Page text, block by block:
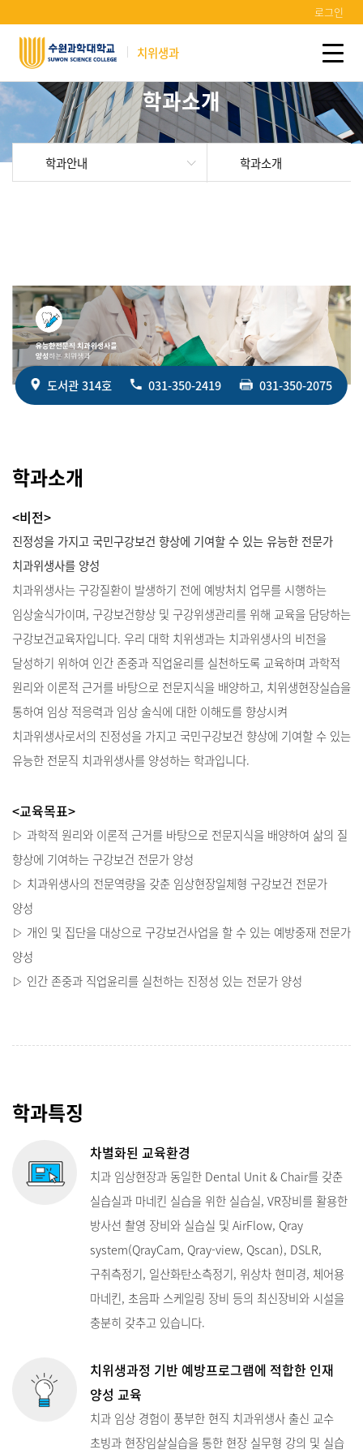
로그인
치위생과
학과소개
학과안내 학과소개
도서관 314호 031-350-2419 031-350-2075
학과소개
<비전>
진정성을 가지고 국민구강보건 향상에 기여할 수 있는 유능한 전문가
치과위생사를 양성
치과위생사는 구강질환이 발생하기 전에 예방처치 업무를 시행하는
임상술식가이며, 구강보건향상 및 구강위생관리를 위해 교육을 담당하는
구강보건교육자입니다. 우리 대학 치위생과는 치과위생사의 비전을
달성하기 위하여 인간 존중과 직업윤리를 실천하도록 교육하며 과학적
원리와 이론적 근거를 바탕으로 전문지식을 배양하고, 치위생현장실습을
통하여 임상 적응력과 임상 술식에 대한 이해도를 향상시켜
치과위생사로서의 진정성을 가지고 국민구강보건 향상에 기여할 수 있는
유능한 전문직 치과위생사를 양성하는 학과입니다.
<교육목표>
▷ 과학적 원리와 이론적 근거를 바탕으로 전문지식을 배양하여 삶의 질
향상에 기여하는 구강보건 전문가 양성
▷ 치과위생사의 전문역량을 갖춘 임상현장일체형 구강보건 전문가
양성
▷ 개인 및 집단을 대상으로 구강보건사업을 할 수 있는 예방중재 전문가
양성
▷ 인간 존중과 직업윤리를 실천하는 진정성 있는 전문가 양성
학과특징
차별화된 교육환경
치과 임상현장과 동일한 Dental Unit & Chair를 갖춘
실습실과 마네킨 실습을 위한 실습실, VR장비를 활용한
방사선 촬영 장비와 실습실 및 AirFlow, Qray
system(QrayCam, Qray-view, Qscan), DSLR,
구취측정기, 일산화탄소측정기, 위상차 현미경, 체어용
마네킨, 초음파 스케일링 장비 등의 최신장비와 시설을
충분히 갖추고 있습니다.
치위생과정 기반 예방프로그램에 적합한 인재
양성 교육
치과 임상 경험이 풍부한 현직 치과위생사 출신 교수
초빙과 현장임살실습을 통한 현장 실무형 강의 및 실습